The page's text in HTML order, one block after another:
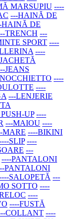
MARSUPIU ----
---HAINĂ DE
HAINĂ DE
TRENCH ---
SPORT ----
----
JEANS
----
----
---LENJERIE
UP ----
---MAIOU ----
MARE ----BIKINI
SLIP ----
---
----PANTALONI
PANTALONI
SALOPETĂ ---
SOTTO ----
----
----FUSTĂ
COLLANT ----